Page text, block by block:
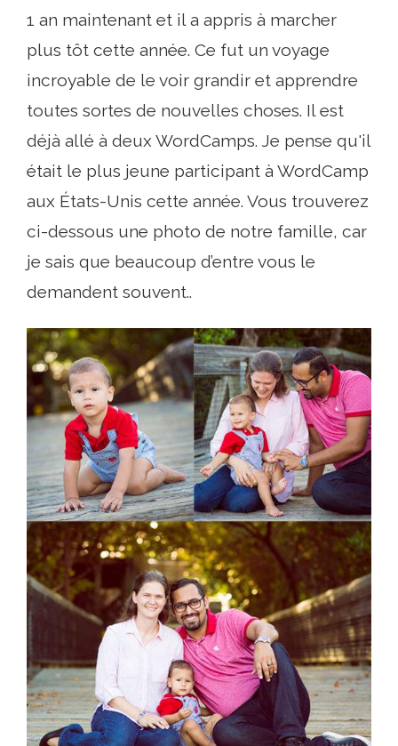
1 an maintenant et il a appris à marcher
plus tôt cette année. Ce fut un voyage
incroyable de le voir grandir et apprendre
toutes sortes de nouvelles choses. Il est
déjà allé à deux WordCamps. Je pense qu'il
était le plus jeune participant à WordCamp
aux États-Unis cette année. Vous trouverez
ci-dessous une photo de notre famille, car
je sais que beaucoup d’entre vous le
demandent souvent..